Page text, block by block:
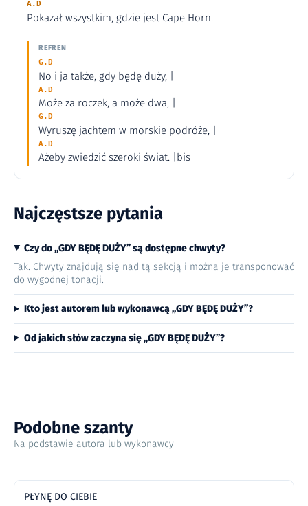
A.D
Pokazał wszystkim, gdzie jest Cape Horn.
REFREN
G.D
No i ja także, gdy będę duży, |
A.D
Może za roczek, a może dwa, |
G.D
Wyruszę jachtem w morskie podróże, |
A.D
Ażeby zwiedzić szeroki świat. |bis
Najczęstsze pytania
Czy do „GDY BĘDĘ DUŻY” są dostępne chwyty?
Tak. Chwyty znajdują się nad tą sekcją i można je transponować
do wygodnej tonacji.
Kto jest autorem lub wykonawcą „GDY BĘDĘ DUŻY”?
Od jakich słów zaczyna się „GDY BĘDĘ DUŻY”?
Podobne szanty
Na podstawie autora lub wykonawcy
PŁYNĘ DO CIEBIE